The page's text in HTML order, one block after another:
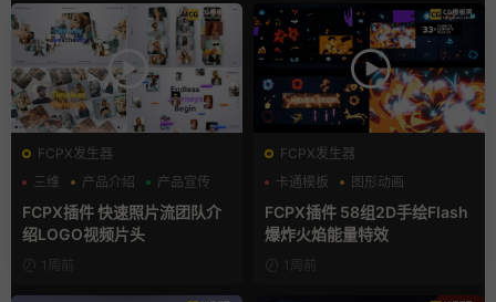
FCPX发生器
三维
产品介绍 产品宣传
FCPX插件 快速照片流团队介
绍LOGO视频片头
1周前
FCPX发生器
卡通模板
图形动画
手绘风
FCPX插件 58组2D手绘Flash
爆炸火焰能量特效
1周前